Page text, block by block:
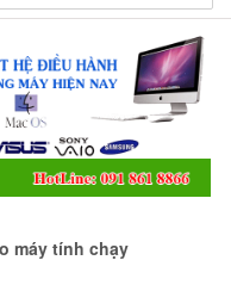
máy tính chạy